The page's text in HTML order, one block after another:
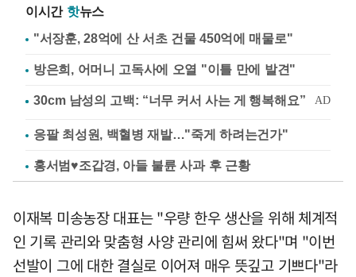
이시간 핫뉴스
"서장훈, 28억에 산 서초 건물 450억에 매물로"
방은희, 어머니 고독사에 오열 "이틀 만에 발견"
응팔 최성원, 백혈병 재발…"죽게 하려는건가"
홍서범♥조갑경, 아들 불륜 사과 후 근황
이재복 미송농장 대표는 "우량 한우 생산을 위해 체계적
인 기록 관리와 맞춤형 사양 관리에 힘써 왔다"며 "이번
선발이 그에 대한 결실로 이어져 매우 뜻깊고 기쁘다"라